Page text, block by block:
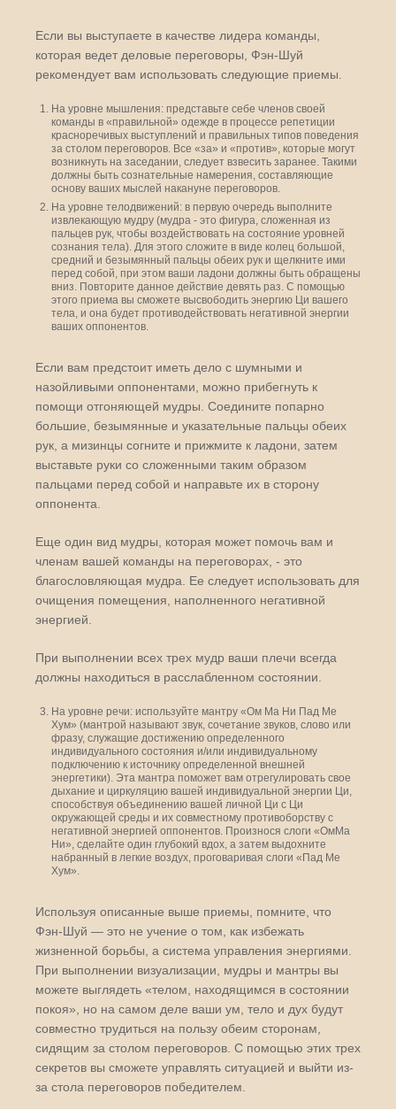
Если вы выступаете в качестве лидера команды,
которая ведет деловые переговоры, Фэн-Шуй
рекомендует вам использовать следующие приемы.
На уровне мышления: представьте себе членов своей
команды в «правильной» одежде в процессе репетиции
красноречивых выступлений и правильных типов поведения
за столом переговоров. Все «за» и «против», которые могут
возникнуть на заседании, следует взвесить заранее. Такими
должны быть сознательные намерения, составляющие
основу ваших мыслей накануне переговоров.
На уровне телодвижений: в первую очередь выполните
извлекающую мудру (мудра - это фигура, сложенная из
пальцев рук, чтобы воздействовать на состояние уровней
сознания тела). Для этого сложите в виде колец большой,
средний и безымянный пальцы обеих рук и щелкните ими
перед собой, при этом ваши ладони должны быть обращены
вниз. Повторите данное действие девять раз. С помощью
этого приема вы сможете высвободить энергию Ци вашего
тела, и она будет противодействовать негативной энергии
ваших оппонентов.
Если вам предстоит иметь дело с шумными и
назойливыми оппонентами, можно прибегнуть к
помощи отгоняющей мудры. Соедините попарно
большие, безымянные и указательные пальцы обеих
рук, а мизинцы согните и прижмите к ладони, затем
выставьте руки со сложенными таким образом
пальцами перед собой и направьте их в сторону
оппонента.
Еще один вид мудры, которая может помочь вам и
членам вашей команды на переговорах, - это
благословляющая мудра. Ее следует использовать для
очищения помещения, наполненного негативной
энергией.
При выполнении всех трех мудр ваши плечи всегда
должны находиться в расслабленном состоянии.
На уровне речи: используйте мантру «Ом Ма Ни Пад Ме
Хум» (мантрой называют звук, сочетание звуков, слово или
фразу, служащие достижению определенного
индивидуального состояния и/или индивидуальному
подключению к источнику определенной внешней
энергетики). Эта мантра поможет вам отрегулировать свое
дыхание и циркуляцию вашей индивидуальной энергии Ци,
способствуя объединению вашей личной Ци с Ци
окружающей среды и их совместному противоборству с
негативной энергией оппонентов. Произнося слоги «ОмМа
Ни», сделайте один глубокий вдох, а затем выдохните
набранный в легкие воздух, проговаривая слоги «Пад Ме
Хум».
Используя описанные выше приемы, помните, что
Фэн-Шуй — это не учение о том, как избежать
жизненной борьбы, а система управления энергиями.
При выполнении визуализации, мудры и мантры вы
можете выглядеть «телом, находящимся в состоянии
покоя», но на самом деле ваши ум, тело и дух будут
совместно трудиться на пользу обеим сторонам,
сидящим за столом переговоров. С помощью этих трех
секретов вы сможете управлять ситуацией и выйти из-
за стола переговоров победителем.